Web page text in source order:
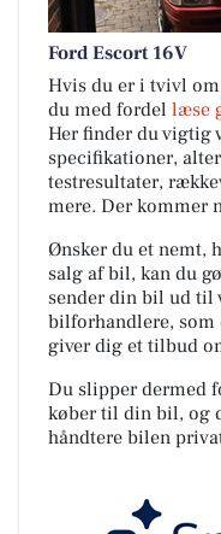
Ford Escort 16V
Hvis du er i tvivl
du med fordel læse
Her finder du vigtig
specifikationer,
testresultater,
mere. Der kommer
Ønsker du et nemt,
salg af bil, kan du
sender din bil ud til
bilforhandlere, som
giver dig et tilbud
Du slipper dermed
køber til din bil, og
håndtere bilen